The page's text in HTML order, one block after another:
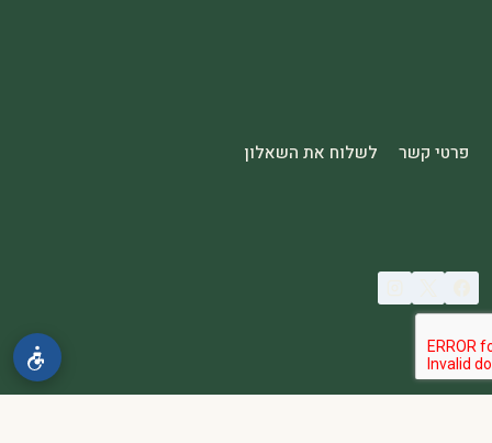
פרטי קשר לשלוח את השאלון
© 2026 spa2000